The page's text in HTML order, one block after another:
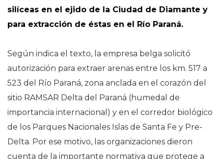
silíceas en el ejido de la Ciudad de Diamante y
para extracción de éstas en el Río Paraná.
Según indica el texto, la empresa belga solicitó
autorización para extraer arenas entre los km. 517 a
523 del Río Paraná, zona anclada en el corazón del
sitio RAMSAR Delta del Paraná (humedal de
importancia internacional) y en el corredor biológico
de los Parques Nacionales Islas de Santa Fe y Pre-
Delta. Por ese motivo, las organizaciones dieron
cuenta de la importante normativa que protege a